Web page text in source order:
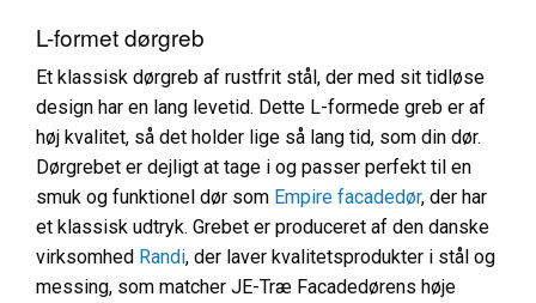
L-formet dørgreb
Et klassisk dørgreb af rustfrit stål, der med sit tidløse
design har en lang levetid. Dette L-formede greb er af
høj kvalitet, så det holder lige så lang tid, som din dør.
Dørgrebet er dejligt at tage i og passer perfekt til en
smuk og funktionel dør som Empire facadedør, der har
et klassisk udtryk. Grebet er produceret af den danske
virksomhed Randi, der laver kvalitetsprodukter i stål og
messing, som matcher JE-Træ Facadedørens høje